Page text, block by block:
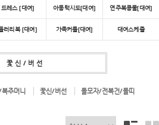
드레스 [대여] 아동턱시도[대여] 연주복콩쿨[대여]
러리복 [대여] 가족커플[대여] 대여스케쥴
꽃신/버선
주머니 꽃신/버선 돌모자/전복건/돌띠